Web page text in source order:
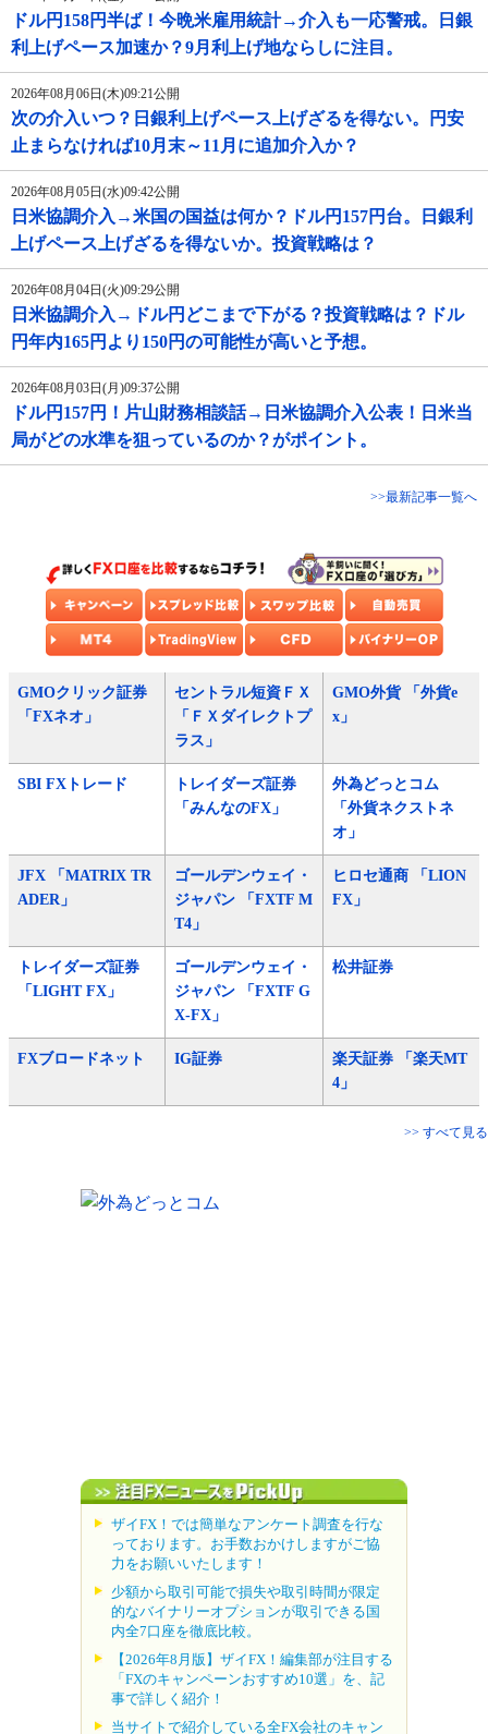
ドル円158円半ば！今晩米雇用統計→介入も一応警戒。日銀
利上げペース加速か？9月利上げ地ならしに注目。
2026年08月06日(木)09:21公開
次の介入いつ？日銀利上げペース上げざるを得ない。円安
止まらなければ10月末～11月に追加介入か？
2026年08月05日(水)09:42公開
日米協調介入→米国の国益は何か？ドル円157円台。日銀利
上げペース上げざるを得ないか。投資戦略は？
2026年08月04日(火)09:29公開
日米協調介入→ドル円どこまで下がる？投資戦略は？ドル
円年内165円より150円の可能性が高いと予想。
2026年08月03日(月)09:37公開
ドル円157円！片山財務相談話→日米協調介入公表！日米当
局がどの水準を狙っているのか？がポイント。
>>最新記事一覧へ
GMOクリック証券
「FXネオ」
セントラル短資ＦＸ
「ＦＸダイレクトプ
ラス」
GMO外貨 「外貨e
x」
SBI FXトレード
トレイダーズ証券
「みんなのFX」
外為どっとコム
「外貨ネクストネ
オ」
JFX 「MATRIX TR
ADER」
ゴールデンウェイ・
ジャパン 「FXTF M
T4」
ヒロセ通商 「LION
FX」
トレイダーズ証券
「LIGHT FX」
ゴールデンウェイ・
ジャパン 「FXTF G
X-FX」
松井証券
FXブロードネット IG証券
楽天証券 「楽天MT
4」
>> すべて見る
ザイFX！では簡単なアンケート調査を行な
っております。お手数おかけしますがご協
力をお願いいたします！
少額から取引可能で損失や取引時間が限定
的なバイナリーオプションが取引できる国
内全7口座を徹底比較。
【2026年8月版】ザイFX！編集部が注目する
「FXのキャンペーンおすすめ10選」を、記
事で詳しく紹介！
当サイトで紹介している全FX会社のキャン